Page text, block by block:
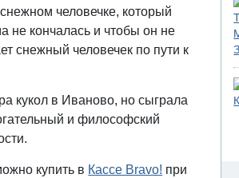
человечке, который
не кончалась и чтобы он не
снежный человечек по пути к
кукол в Иваново, но сыграла
и философский
купить в Кассе Bravo! при